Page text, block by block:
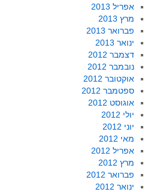
אפריל 2013
מרץ 2013
פברואר 2013
ינואר 2013
דצמבר 2012
נובמבר 2012
אוקטובר 2012
ספטמבר 2012
אוגוסט 2012
יולי 2012
יוני 2012
מאי 2012
אפריל 2012
מרץ 2012
פברואר 2012
ינואר 2012